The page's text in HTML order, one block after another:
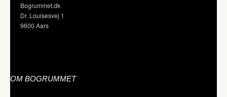
Bogrummet.dk
Dr. Louisesvej 1
9600 Aars
OM BOGRUMMET